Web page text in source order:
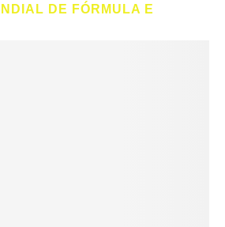
DE FÓRMULA E